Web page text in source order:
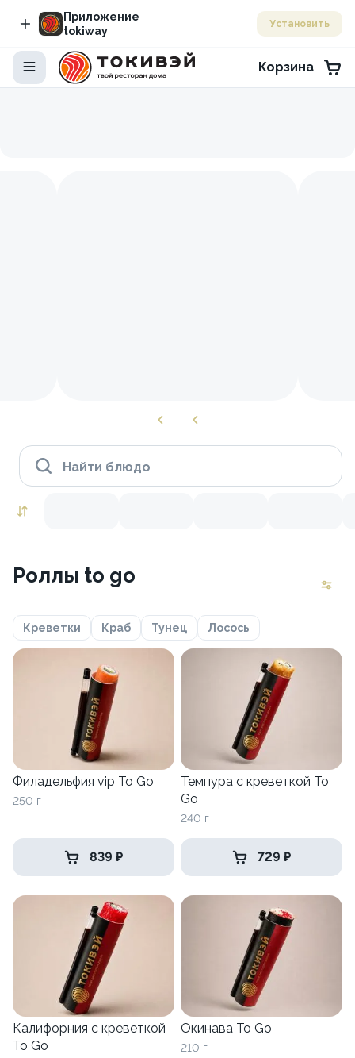
Приложение
tokiway
Установить
Корзина
Найти блюдо
Роллы to go
Креветки Краб Тунец Лосось
Филадельфия vip To Go
250 г
839 ₽
Темпура с креветкой To
Go
240 г
729 ₽
Калифорния с креветкой
To Go
Окинава To Go
210 г